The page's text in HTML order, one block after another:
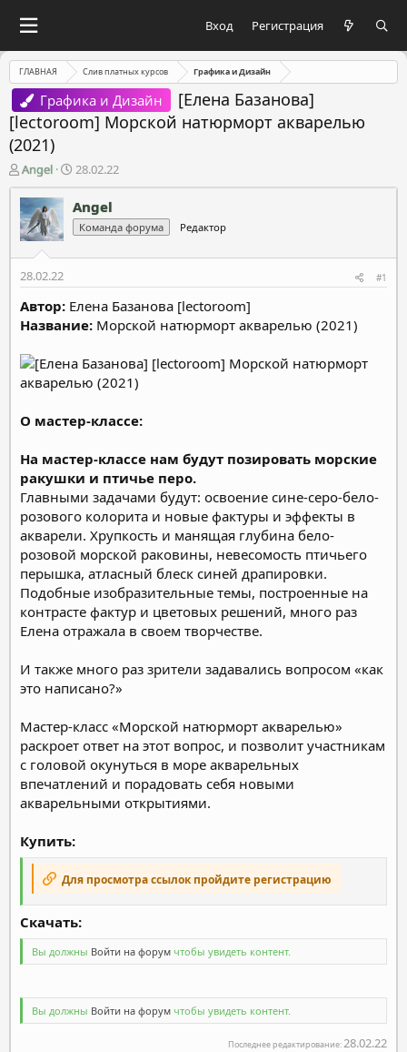
Вход Регистрация
ГЛАВНАЯ Слив платных курсов Графика и Дизайн
Графика и Дизайн
[Елена Базанова]
[lectoroom] Морской натюрморт акварелью
(2021)
А
в
т
о
р
м
ы
Angel
Д
а
т
а
н
а
л
а
28.02.22
Angel
Команда форума Редактор
28.02.22 #1
Автор: Елена Базанова [lectoroom]
Название: Морской натюрморт акварелью (2021)
О мастер-классе:
На мастер-классе нам будут позировать морские
ракушки и птичье перо.
Главными задачами будут: освоение сине-серо-бело-
розового колорита и новые фактуры и эффекты в
акварели. Хрупкость и манящая глубина бело-
розовой морской раковины, невесомость птичьего
перышка, атласный блеск синей драпировки.
Подобные изобразительные темы, построенные на
контрасте фактур и цветовых решений, много раз
Елена отражала в своем творчестве.
И также много раз зрители задавались вопросом «как
это написано?»
Мастер-класс «Морской натюрморт акварелью»
раскроет ответ на этот вопрос, и позволит участникам
с головой окунуться в море акварельных
впечатлений и порадовать себя новыми
акварельными открытиями.
Купить:
Для просмотра ссылок пройдите регистрацию
Скачать:​
Вы должны Войти на форум чтобы увидеть контент.
Вы должны Войти на форум чтобы увидеть контент.
Последнее редактирование:28.02.22